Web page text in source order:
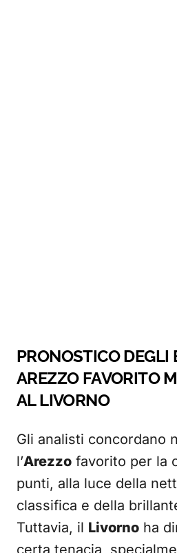
PRONOSTICO DEGLI
AREZZO FAVORITO
AL LIVORNO
Gli analisti concordano
l’Arezzo favorito per la
punti, alla luce della
classifica e della
Tuttavia, il Livorno ha
certa tenacia,